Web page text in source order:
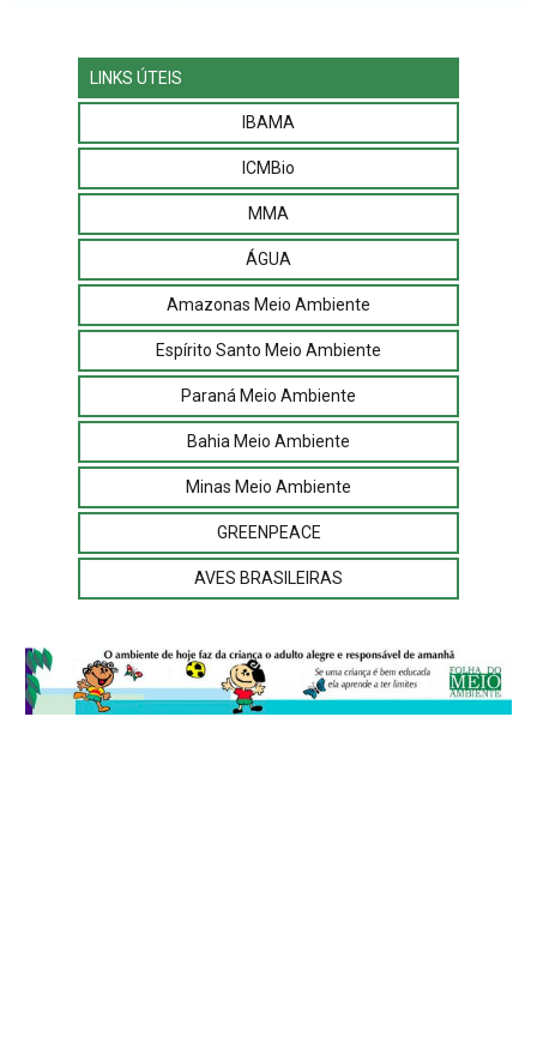
LINKS ÚTEIS
IBAMA
ICMBio
MMA
ÁGUA
Amazonas Meio Ambiente
Espírito Santo Meio Ambiente
Paraná Meio Ambiente
Bahia Meio Ambiente
Minas Meio Ambiente
GREENPEACE
AVES BRASILEIRAS